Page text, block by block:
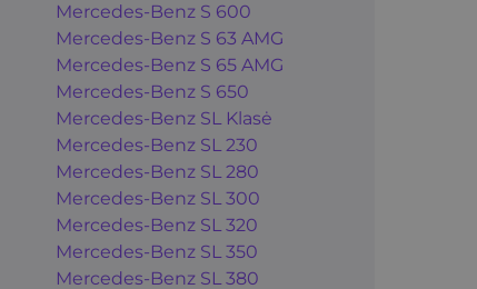
Mercedes-Benz S 600
Mercedes-Benz S 63 AMG
Mercedes-Benz S 65 AMG
Mercedes-Benz S 650
Mercedes-Benz SL Klasė
Mercedes-Benz SL 230
Mercedes-Benz SL 280
Mercedes-Benz SL 300
Mercedes-Benz SL 320
Mercedes-Benz SL 350
Mercedes-Benz SL 380